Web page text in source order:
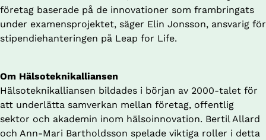
företag baserade på de innovationer som frambringats
under examensprojektet, säger Elin Jonsson, ansvarig för
stipendiehanteringen på Leap for Life.
Om Hälsoteknikalliansen
Hälsoteknikalliansen bildades i början av 2000-talet för
att underlätta samverkan mellan företag, offentlig
sektor och akademin inom hälsoinnovation. Bertil Allard
och Ann-Mari Bartholdsson spelade viktiga roller i detta